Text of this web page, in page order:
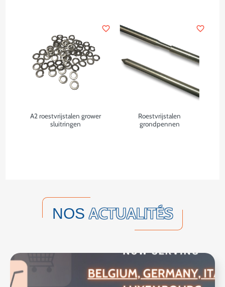
A2 roestvrijstalen grower
sluitringen
favorite_border
Roestvrijstalen
grondpennen
favorite_border
NOSACTUALITÉS